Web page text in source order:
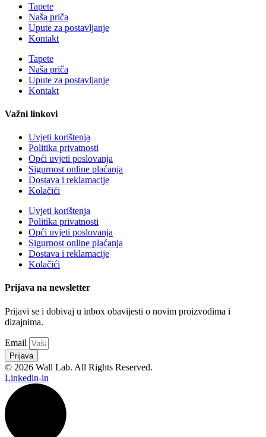
Tapete
Naša priča
Upute za postavljanje
Kontakt
Tapete
Naša priča
Upute za postavljanje
Kontakt
Važni linkovi
Uvjeti korištenja
Politika privatnosti
Opći uvjeti poslovanja
Sigurnost online plaćanja
Dostava i reklamacije
Kolačići
Uvjeti korištenja
Politika privatnosti
Opći uvjeti poslovanja
Sigurnost online plaćanja
Dostava i reklamacije
Kolačići
Prijava na newsletter
Prijavi se i dobivaj u inbox obavijesti o novim proizvodima i
dizajnima.
Email
Prijava
© 2026 Wall Lab. All Rights Reserved.
Linkedin-in